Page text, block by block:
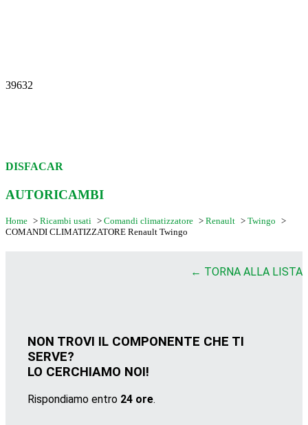
39632
DISFACAR
AUTORICAMBI
Home > Ricambi usati > Comandi climatizzatore > Renault > Twingo >
COMANDI CLIMATIZZATORE Renault Twingo
← TORNA ALLA LISTA
NON TROVI IL COMPONENTE CHE TI
SERVE?
LO CERCHIAMO NOI!
Rispondiamo entro 24 ore.